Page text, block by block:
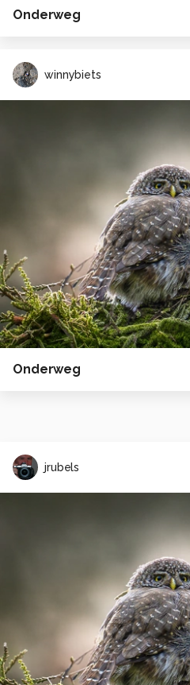
Onderweg
winnybiets
Onderweg
jrubels